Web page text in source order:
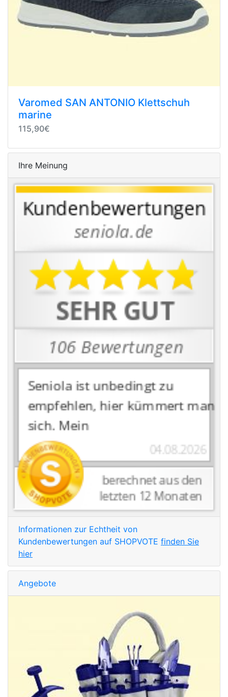
Varomed SAN ANTONIO Klettschuh
marine
115,90€
Ihre Meinung
Informationen zur Echtheit von
Kundenbewertungen auf SHOPVOTE finden Sie
hier
Angebote